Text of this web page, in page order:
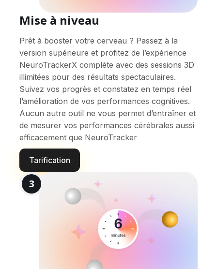
Mise à niveau
Prêt à booster votre cerveau ? Passez à la
version supérieure et profitez de l’expérience
NeuroTrackerX complète avec des sessions 3D
illimitées pour des résultats spectaculaires.
Suivez vos progrès et constatez en temps réel
l’amélioration de vos performances cognitives.
Aucun autre outil ne vous permet d’entraîner et
de mesurer vos performances cérébrales aussi
efficacement que NeuroTracker
Tarification
3